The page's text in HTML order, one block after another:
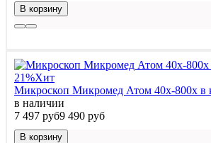
В корзину
21%Хит
Микроскоп Микромед Атом 40x-800x в
в наличии
7 497 руб9 490 руб
В корзину